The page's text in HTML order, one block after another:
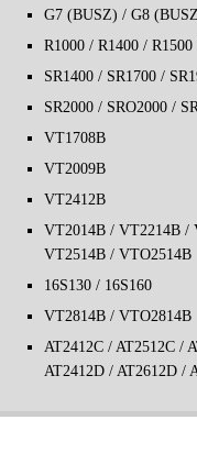
G7 (BUSZ) / G8
R1000 / R1400 /
SR1400 / SR1700 /
SR2000 / SRO2000 /
VT1708B
VT2009B
VT2412B
VT2014B / VT2214B /
VT2514B / VTO2514B
16S130 / 16S160
VT2814B / VTO2814B
AT2412C / AT2512C /
AT2412D / AT2612D /